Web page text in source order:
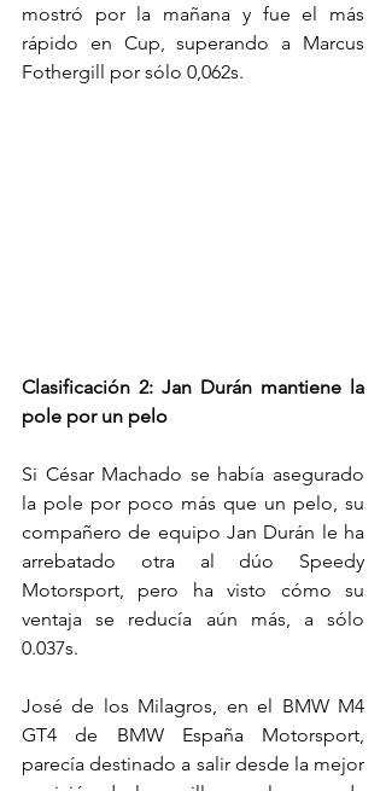
mostró por la mañana y fue el más
rápido en Cup, superando a Marcus
Fothergill por sólo 0,062s.
Clasificación 2: Jan Durán mantiene la
pole por un pelo
Si César Machado se había asegurado
la pole por poco más que un pelo, su
compañero de equipo Jan Durán le ha
arrebatado otra al dúo Speedy
Motorsport, pero ha visto cómo su
ventaja se reducía aún más, a sólo
0.037s.
José de los Milagros, en el BMW M4
GT4 de BMW España Motorsport,
parecía destinado a salir desde la mejor